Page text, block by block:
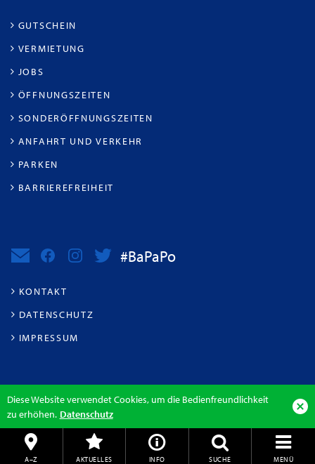
Diese Website verwendet Cookies, um die Bedienfreundlichkeit
zu erhöhen. Datenschutz
A–Z AKTUELLES INFO SUCHE MENÜ
GUTSCHEIN
VERMIETUNG
JOBS
ÖFFNUNGSZEITEN
SONDERÖFFNUNGSZEITEN
ANFAHRT UND VERKEHR
PARKEN
BARRIEREFREIHEIT
#BaPaPo
KONTAKT
DATENSCHUTZ
IMPRESSUM